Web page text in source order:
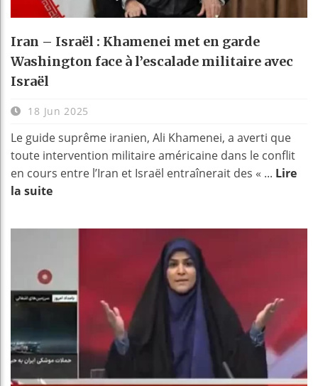
Iran – Israël : Khamenei met en garde
Washington face à l’escalade militaire avec
Israël
18 Jun 2025
Le guide suprême iranien, Ali Khamenei, a averti que
toute intervention militaire américaine dans le conflit
en cours entre l’Iran et Israël entraînerait des « ... Lire
la suite